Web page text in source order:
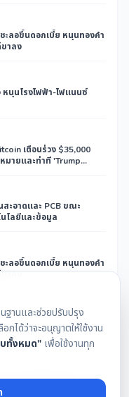
ลอขึ้นดอกเบี้ย หนุนทองคำ
าลง
นุนโรงไฟฟ้า-ไฟแนนซ์
เตือนร่วง $35,000
มายและท่าที 'Trump
ะอาดและ PCB ขณะ
โลยีและข้อมูล
ลอขึ้นดอกเบี้ย หนุนทองคำ
าลง
คลายนโยบายดอกเบี้ย
ลงทุนโครงข่าย AI
รับรายได้ค่าเช่าหนุน
ฐานและช่วยปรับปรุง
ได้ว่าจะอนุญาตให้ใช้งาน
ทั้งหมด" เพื่อใช้งานทุก